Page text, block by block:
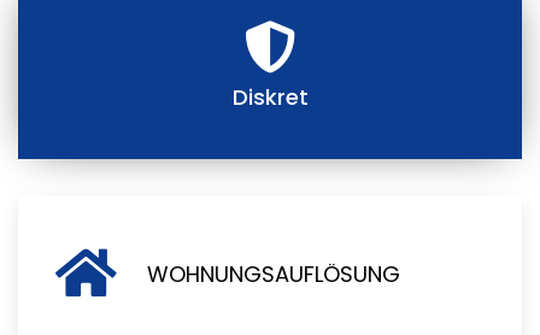
Diskret
WOHNUNGSAUFLÖSUNG